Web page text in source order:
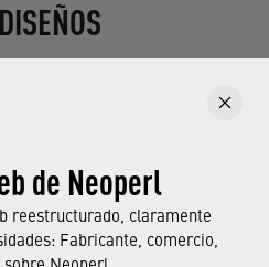
de Neoperl
reestructurado, claramente
Fabricante, comercio,
para grifos de diseño.